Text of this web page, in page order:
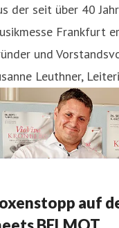
der seit über 40
Frankfurt
und
Leuthner,
auf